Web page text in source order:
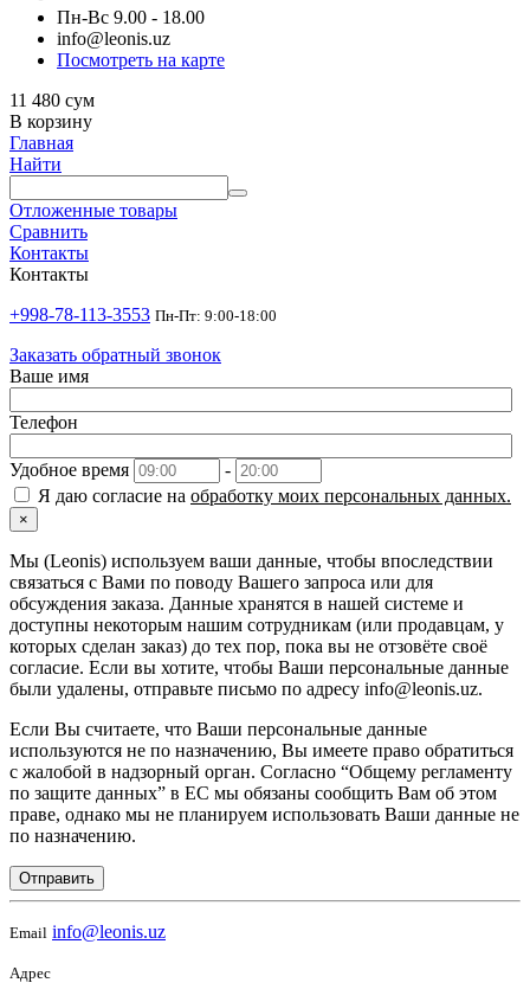
Пн-Вс 9.00 - 18.00
info@leonis.uz
Посмотреть на карте
11 480 сум
В корзину
Главная
Найти
Отложенные товары
Сравнить
Контакты
Контакты
+998-78-113-3553 Пн-Пт: 9:00-18:00
Заказать обратный звонок
Ваше имя
Телефон
Удобное время
-
Я даю согласие на обработку моих персональных данных.
×
Мы (Leonis) используем ваши данные, чтобы впоследствии
связаться с Вами по поводу Вашего запроса или для
обсуждения заказа. Данные хранятся в нашей системе и
доступны некоторым нашим сотрудникам (или продавцам, у
которых сделан заказ) до тех пор, пока вы не отзовёте своё
согласие. Если вы хотите, чтобы Ваши персональные данные
были удалены, отправьте письмо по адресу info@leonis.uz.
Если Вы считаете, что Ваши персональные данные
используются не по назначению, Вы имеете право обратиться
с жалобой в надзорный орган. Согласно “Общему регламенту
по защите данных” в ЕС мы обязаны сообщить Вам об этом
праве, однако мы не планируем использовать Ваши данные не
по назначению.
Отправить
Email info@leonis.uz
Адрес